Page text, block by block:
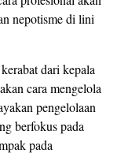
nepotisme di lini
dari kepala
cara mengelola
pengelolaan
berfokus pada
pada